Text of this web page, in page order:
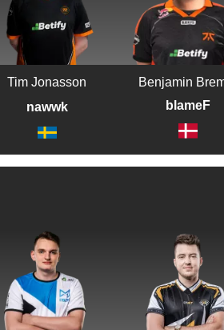
Tim Jonasson
nawwk
Benjamin
blameF